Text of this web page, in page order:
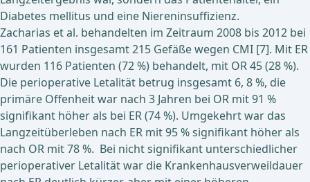
Diabetes mellitus und eine Niereninsuffizienz.
Zacharias et al. behandelten im Zeitraum 2008 bis 2012 bei
161 Patienten insgesamt 215 Gefäße wegen CMI [7]. Mit ER
wurden 116 Patienten (72 %) behandelt, mit OR 45 (28 %).
Die perioperative Letalität betrug insgesamt 6, 8 %, die
primäre Offenheit war nach 3 Jahren bei OR mit 91 %
signifikant höher als bei ER (74 %). Umgekehrt war das
Langzeitüberleben nach ER mit 95 % signifikant höher als
nach OR mit 78 %. Bei nicht signifikant unterschiedlicher
perioperativer Letalität war die Krankenhausverweildauer